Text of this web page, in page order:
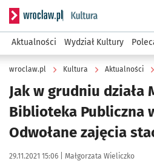
Serwis informacyjny wroclaw.pl
Aktualności Wydział Kultury
wroclaw.pl Kultura Aktualności
Jak w grudniu działa
Biblioteka Publiczna
Odwołane zajęcia
Data publikacji:
29.11.2021 15:06 | Autor:
Małgorzata Wieliczko